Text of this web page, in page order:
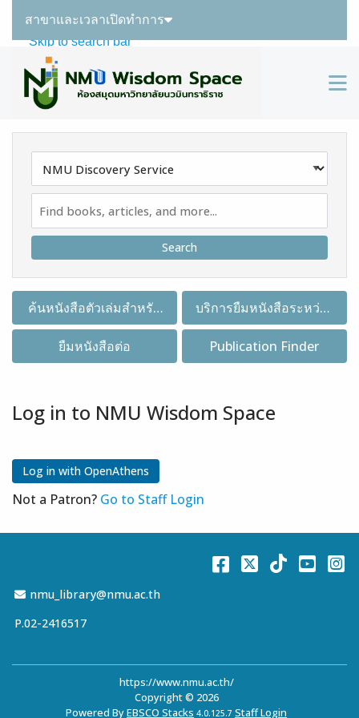
Skip to main navigation
Skip to search bar
Skip to main content
Skip to footer
สาขาและเวลาเปิดทำการ
Type
Discovery
Service
ค้นหนังสือตัวเล่มสำหรับ
ยืมคืน
บริการยืมหนังสือระหว่าง
ห้องสมุด
ยืมหนังสือต่อ Publication Finder
Log in to NMU Wisdom Space
Not a Patron? Go to Staff Login
Email Address
nmu_library@nmu.ac.th
P.02-2416517
Facebook
TwitterTikTok
https://www.nmu.ac.th/
Copyright © 2026
Powered ByEBSCO Stacks 4.0.125.7 Staff Login